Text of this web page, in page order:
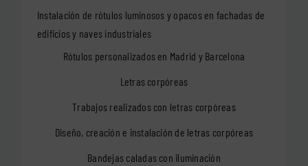
Instalación de rótulos luminosos y opacos en fachadas de
edificios y naves industriales
Rótulos personalizados en Madrid y Barcelona
Letras corpóreas
Trabajos realizados con letras corpóreas
Diseño, creación e instalación de letras corpóreas
Bandejas caladas con iluminación